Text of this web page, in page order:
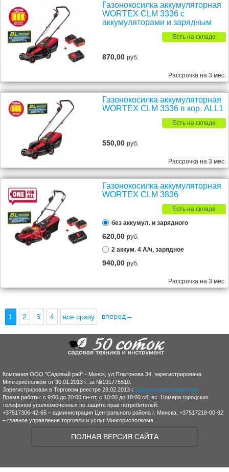
Газонокосилка аккумуляторная
WORTEX CLM 3336 с
аккумуляторами и зарядным
Есть на складе
870,00руб.
Рассрочка на 3 мес.
Газонокосилка аккумуляторная
WORTEX CLM 3336 в кор. ALL1
Есть на складе
550,00руб.
Рассрочка на 3 мес.
Газонокосилка аккумуляторная
WORTEX CLM 3836
Есть на складе
без аккумул. и зарядного
620,00руб.
2 аккум. 4 А/ч, зарядное
940,00руб.
Рассрочка на 3 мес.
1 2 3 4 все сразу вперед→
Компания ООО "Садовый рай" - Минск, ул.Платонова 34, зарегистрирована
Мингорисполком от 30.01.2013 г. за №191775510.
Зарегистрирован в Торговом реестре 28.02.2013 г. Договор присоединения
Время работы: с 9:00 до 20:00 пн-пт, с 10:00 до 18:00 сб, вс. Номера городских
телефонов уполномоченных по защите прав потребителей:
+37517306-42-65 – администрация Центрального района г. Минска; +37517218-00-82
– главное управление торговли и услуг Мингорисполкома.
ПОЛНАЯ ВЕРСИЯ САЙТА